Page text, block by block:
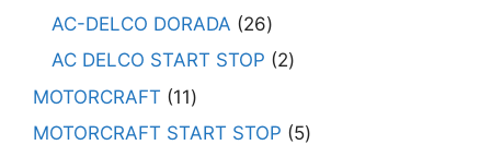
AC-DELCO DORADA
26
AC DELCO START STOP
2
MOTORCRAFT
11
MOTORCRAFT START STOP
5